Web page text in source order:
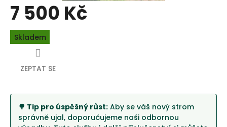
7 500 Kč
Měrná
cena:
Skladem
🌳 Tip pro úspěšný růst: Aby se váš nový strom
správně ujal, doporučujeme naši odbornou
ZEPTAT SE